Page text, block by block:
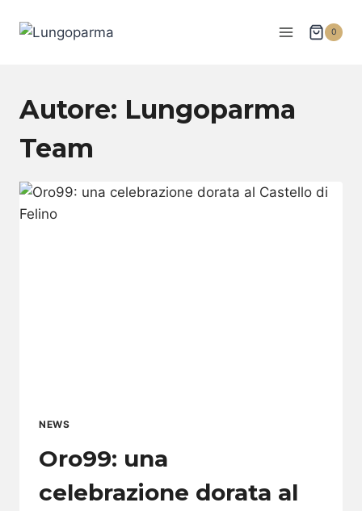
0
Autore: Lungoparma
Team
NEWS
Oro99: una
celebrazione dorata al